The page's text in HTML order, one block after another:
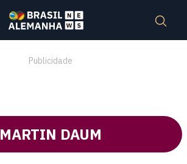
Publicidade
MARTIN DAUM